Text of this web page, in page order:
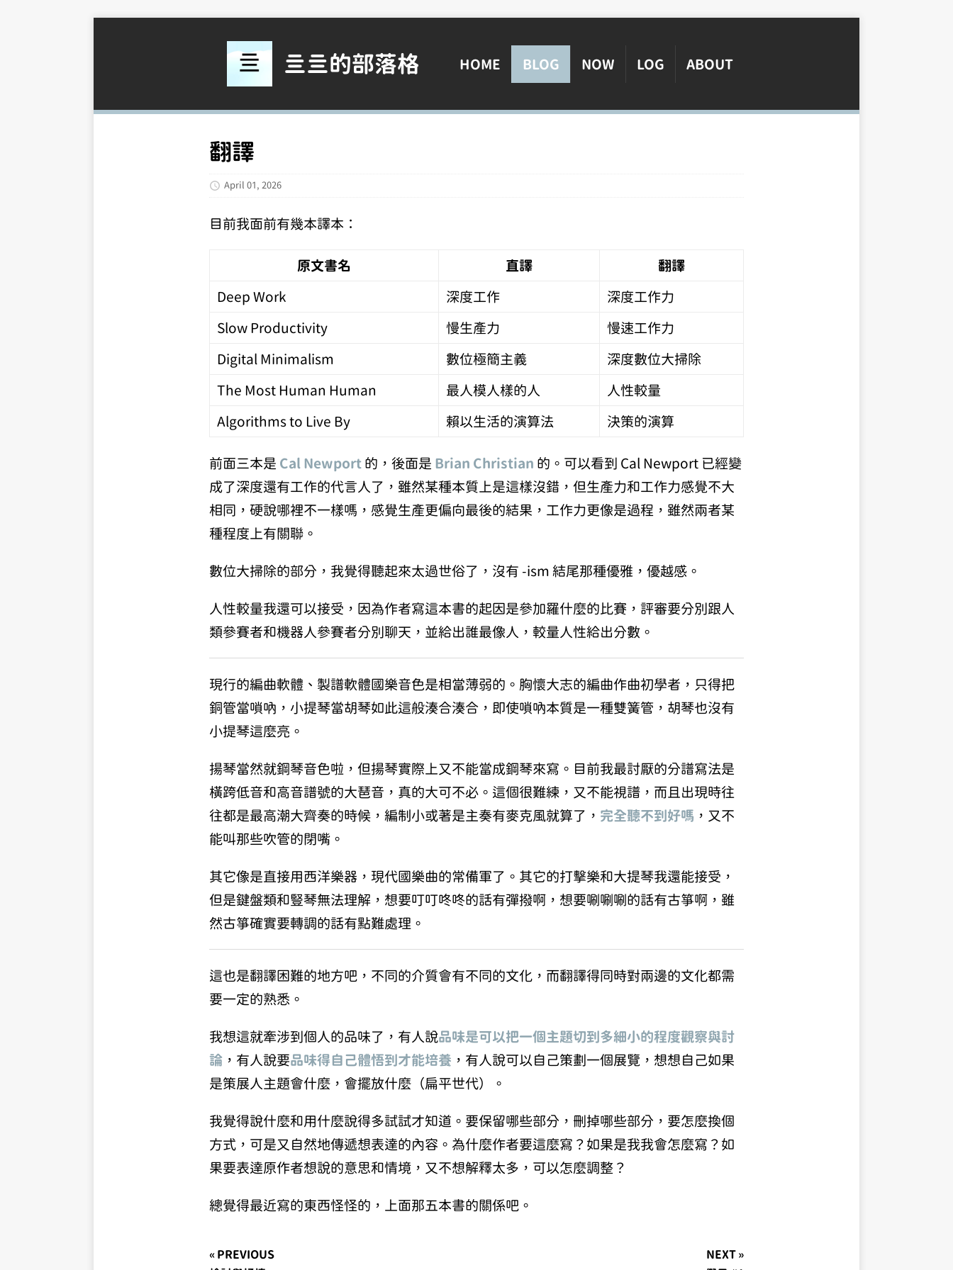
亖亖的部落格 HOME BLOG NOW LOG ABOUT
翻譯
April 01, 2026
目前我面前有幾本譯本：
原文書名 直譯 翻譯
Deep Work 深度工作 深度工作力
Slow Productivity 慢生產力 慢速工作力
Digital Minimalism 數位極簡主義 深度數位大掃除
The Most Human Human 最人模人樣的人 人性較量
Algorithms to Live By 賴以生活的演算法 決策的演算
前面三本是 Cal Newport 的，後面是 Brian Christian 的。可以看到 Cal Newport 已經變
成了深度還有工作的代言人了，雖然某種本質上是這樣沒錯，但生產力和工作力感覺不大
相同，硬說哪裡不一樣嗎，感覺生產更偏向最後的結果，工作力更像是過程，雖然兩者某
種程度上有關聯。
數位大掃除的部分，我覺得聽起來太過世俗了，沒有 -ism 結尾那種優雅，優越感。
人性較量我還可以接受，因為作者寫這本書的起因是參加羅什麼的比賽，評審要分別跟人
類參賽者和機器人參賽者分別聊天，並給出誰最像人，較量人性給出分數。
現行的編曲軟體、製譜軟體國樂音色是相當薄弱的。胸懷大志的編曲作曲初學者，只得把
銅管當嗩吶，小提琴當胡琴如此這般湊合湊合，即使嗩吶本質是一種雙簧管，胡琴也沒有
小提琴這麼亮。
揚琴當然就鋼琴音色啦，但揚琴實際上又不能當成鋼琴來寫。目前我最討厭的分譜寫法是
橫跨低音和高音譜號的大琶音，真的大可不必。這個很難練，又不能視譜，而且出現時往
往都是最高潮大齊奏的時候，編制小或著是主奏有麥克風就算了， 完全聽不到好嗎 ，又不
能叫那些吹管的閉嘴。
其它像是直接用西洋樂器，現代國樂曲的常備軍了。其它的打擊樂和大提琴我還能接受，
但是鍵盤類和豎琴無法理解，想要叮叮咚咚的話有彈撥啊，想要唰唰唰的話有古箏啊，雖
然古箏確實要轉調的話有點難處理。
這也是翻譯困難的地方吧，不同的介質會有不同的文化，而翻譯得同時對兩邊的文化都需
要一定的熟悉。
我想這就牽涉到個人的品味了，有人說品味是可以把一個主題切到多細小的程度觀察與討
論 ，有人說要品味得自己體悟到才能培養 ，有人說可以自己策劃一個展覽，想想自己如果
是策展人主題會什麼，會擺放什麼（扁平世代）。
我覺得說什麼和用什麼說得多試試才知道。要保留哪些部分，刪掉哪些部分，要怎麼換個
方式，可是又自然地傳遞想表達的內容。為什麼作者要這麼寫？如果是我我會怎麼寫？如
果要表達原作者想說的意思和情境，又不想解釋太多，可以怎麼調整？
總覺得最近寫的東西怪怪的，上面那五本書的關係吧。
« PREVIOUS
NEXT »